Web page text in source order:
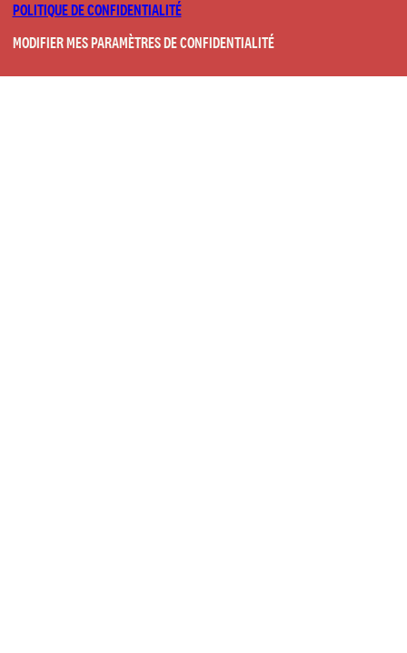
POLITIQUE DE CONFIDENTIALITÉ
MODIFIER MES PARAMÈTRES DE CONFIDENTIALITÉ